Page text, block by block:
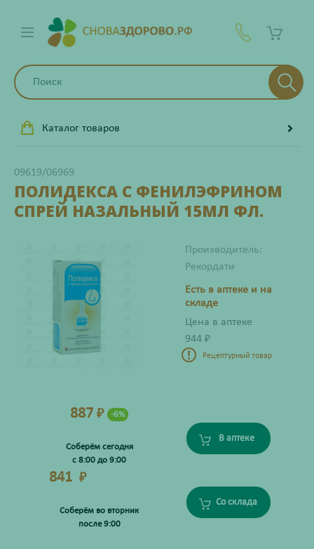
Каталог товаров
09619/06969
ПОЛИДЕКСА С ФЕНИЛЭФРИНОМ
СПРЕЙ НАЗАЛЬНЫЙ 15МЛ ФЛ.
Производитель:
Рекордати
Есть в аптеке и на
складе
Цена в аптеке
944 ₽
Рецептурный товар
887 ₽ -6%
Соберём сегодня
с 8:00 до 9:00
В аптеке
841 ₽
Соберём во вторник
после 9:00
Со склада